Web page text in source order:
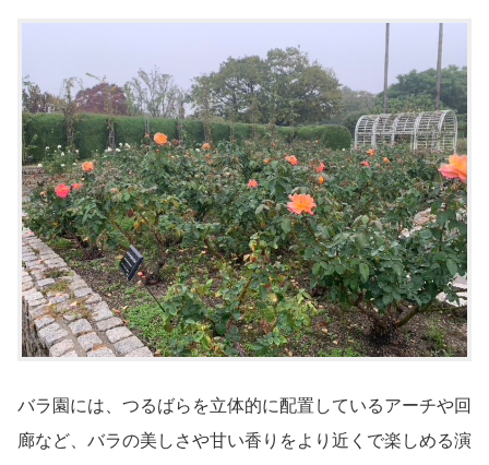
バラ園には、つるばらを立体的に配置しているアーチや回
廊など、バラの美しさや甘い香りをより近くで楽しめる演